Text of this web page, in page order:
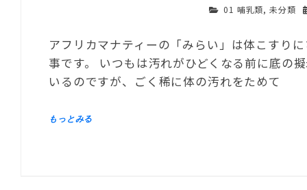
01 哺乳類,未分類
アフリカマナティーの「みらい」は体こすり
事です。 いつもは汚れがひどくなる前に底の
いるのですが、ごく稀に体の汚れをためて